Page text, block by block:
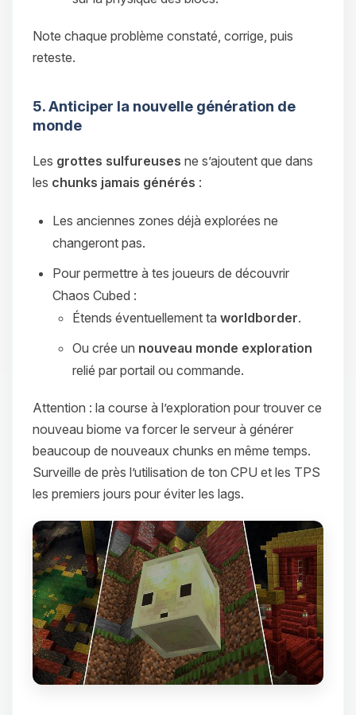
Note chaque problème constaté, corrige, puis
reteste.
5. Anticiper la nouvelle génération de
monde
Les grottes sulfureuses ne s’ajoutent que dans
les chunks jamais générés :
Les anciennes zones déjà explorées ne
changeront pas.
Pour permettre à tes joueurs de découvrir
Chaos Cubed :
Étends éventuellement ta worldborder.
Ou crée un nouveau monde exploration
relié par portail ou commande.
Attention : la course à l’exploration pour trouver ce
nouveau biome va forcer le serveur à générer
beaucoup de nouveaux chunks en même temps.
Surveille de près l’utilisation de ton CPU et les TPS
les premiers jours pour éviter les lags.